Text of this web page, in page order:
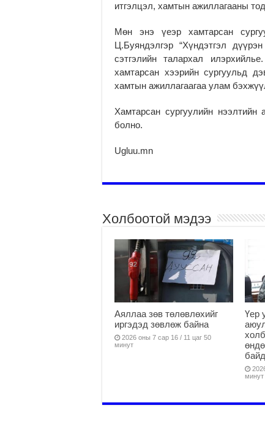
итгэлцэл, хамтын ажиллагааны
Мөн энэ үеэр хамтарсан
Ц.Буяндэлгэр “Хүндэтгэл
сэтгэлийн талархал
хамтарсан хээрийн сургуульд
хамтын ажиллагаагаа улам
Хамтарсан сургуулийн
болно.
Ugluu.mn
Холбоотой мэдээ
Аяллаа зөв төлөвлөхийг
иргэдэд зөвлөж байна
2026 оны 7 сар 16 / 11 цаг 50
минут
Үер
минут